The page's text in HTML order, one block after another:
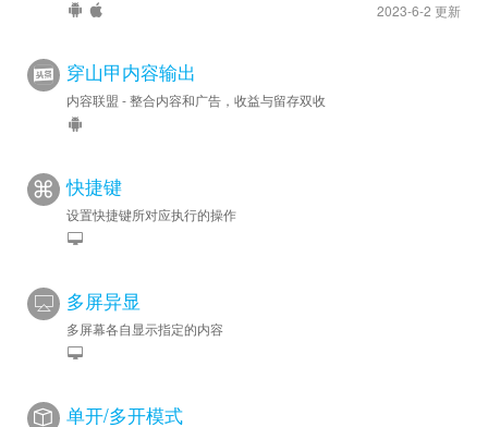
2023-6-2 更新
穿山甲内容输出
内容联盟 - 整合内容和广告，收益与留存双收
快捷键
设置快捷键所对应执行的操作
多屏异显
多屏幕各自显示指定的内容
单开/多开模式